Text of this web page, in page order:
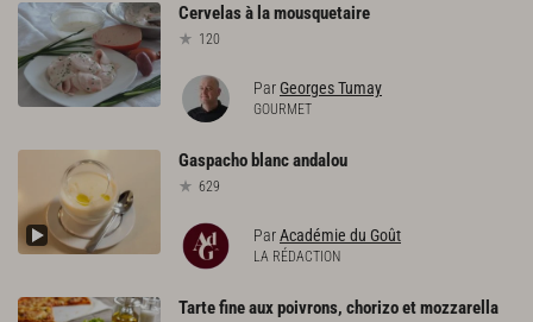
Cervelasà lamousquetaire
120
ParGeorges Tumay
GOURMET
Gaspacho blancandalou
629
ParAcadémie du Goût
LA RÉDACTION
Tartefineauxpoivrons, chorizoetmozzarella